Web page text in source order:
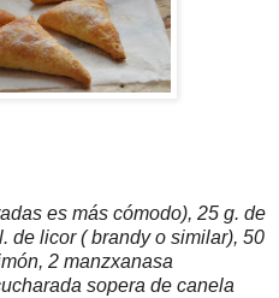
es más cómodo), 25 g. de
de licor ( brandy o similar), 50
2 manzxanasa
sopera de canela